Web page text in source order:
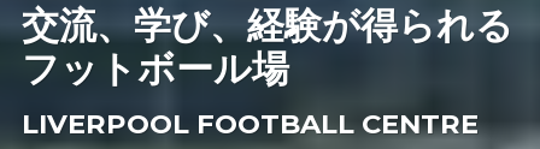
交流、学び、経験が得られる
フットボール場
LIVERPOOL FOOTBALL CENTRE
交流、学び、経験が得られる
フットボール場
LIVERPOOL FOOTBALL CENTRE
交流、学び、経験が得られる
フットボール場
LIVERPOOL FOOTBALL CENTRE
交流、学び、経験が得られる
フットボール場
LIVERPOOL FOOTBALL CENTRE
交流、学び、経験が得られる
フットボール場
LIVERPOOL FOOTBALL CENTRE